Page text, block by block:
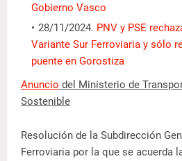
Gobierno Vasco
28/11/2024. PNV y PSE
Variante Sur Ferroviaria y sólo
puente en Gorostiza
Anuncio del Ministerio de
Sostenible
Resolución de la Subdirección
Ferroviaria por la que se acuerda